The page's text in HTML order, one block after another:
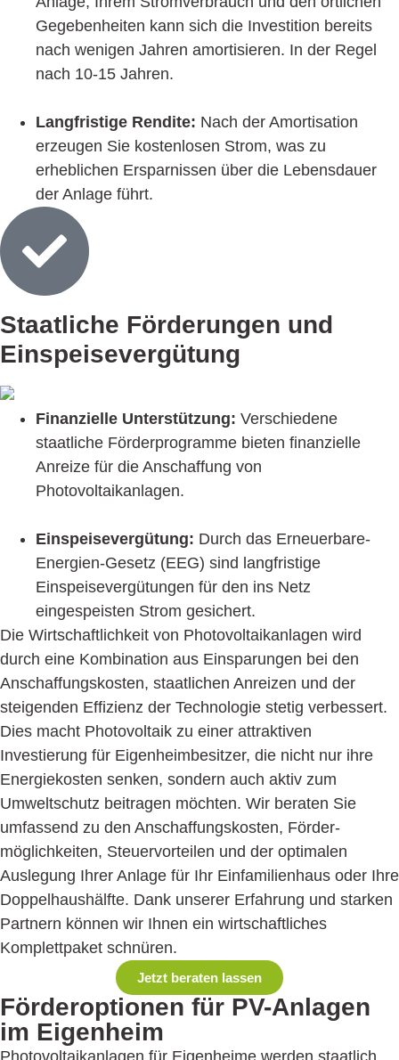
Gegebenheiten kann sich die Investition bereits
nach wenigen Jahren amortisieren. In der Regel
nach 10-15 Jahren.
Langfristige Rendite: Nach der Amortisation
erzeugen Sie kostenlosen Strom, was zu
erheblichen Ersparnissen über die Lebensdauer
der Anlage führt.
Staatliche Förderungen und
Einspeise­vergütung
Finanzielle Unterstützung: Verschiedene
staatliche Förderprogramme bieten finanzielle
Anreize für die Anschaffung von
Photovoltaikanlagen.
Einspeisevergütung: Durch das Erneuerbare-
Energien-Gesetz (EEG) sind langfristige
Einspeisevergütungen für den ins Netz
eingespeisten Strom gesichert.
Die Wirtschaftlichkeit von Photo­voltaikanlagen wird
durch eine Kombination aus Einsparungen bei den
Anschaffungskosten, staatlichen Anreizen und der
steigenden Effizienz der Technologie stetig verbessert.
Dies macht Photovoltaik zu einer attraktiven
Investierung für Eigen­heim­besitzer, die nicht nur ihre
Energiekosten senken, sondern auch aktiv zum
Umweltschutz beitragen möchten. Wir beraten Sie
umfassend zu den Anschaffungskosten, Förder­
möglichkeiten, Steuervorteilen und der optimalen
Auslegung Ihrer Anlage für Ihr Einfamilienhaus oder Ihre
Doppelhaushälfte. Dank unserer Erfahrung und starken
Partnern können wir Ihnen ein wirtschaftliches
Komplettpaket schnüren.
Jetzt beraten lassen
Förder­optionen für PV-Anlagen
im Eigenheim
Photovoltaikanlagen für Eigenheime werden staatlich